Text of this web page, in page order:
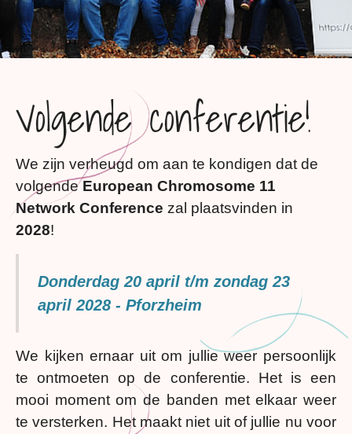
Volgende conferentie!
We zijn verheugd om aan te kondigen dat de
volgendeEuropean Chromosome 11
Network Conference zal plaatsvinden in
2028!
Donderdag 20 april t/m zondag 23
april 2028 - Pforzheim
We kijken ernaar uit om jullie weer persoonlijk
te ontmoeten op de conferentie. Het is een
mooi moment om de banden met elkaar weer
te versterken. Het maakt niet uit of jullie nu voor